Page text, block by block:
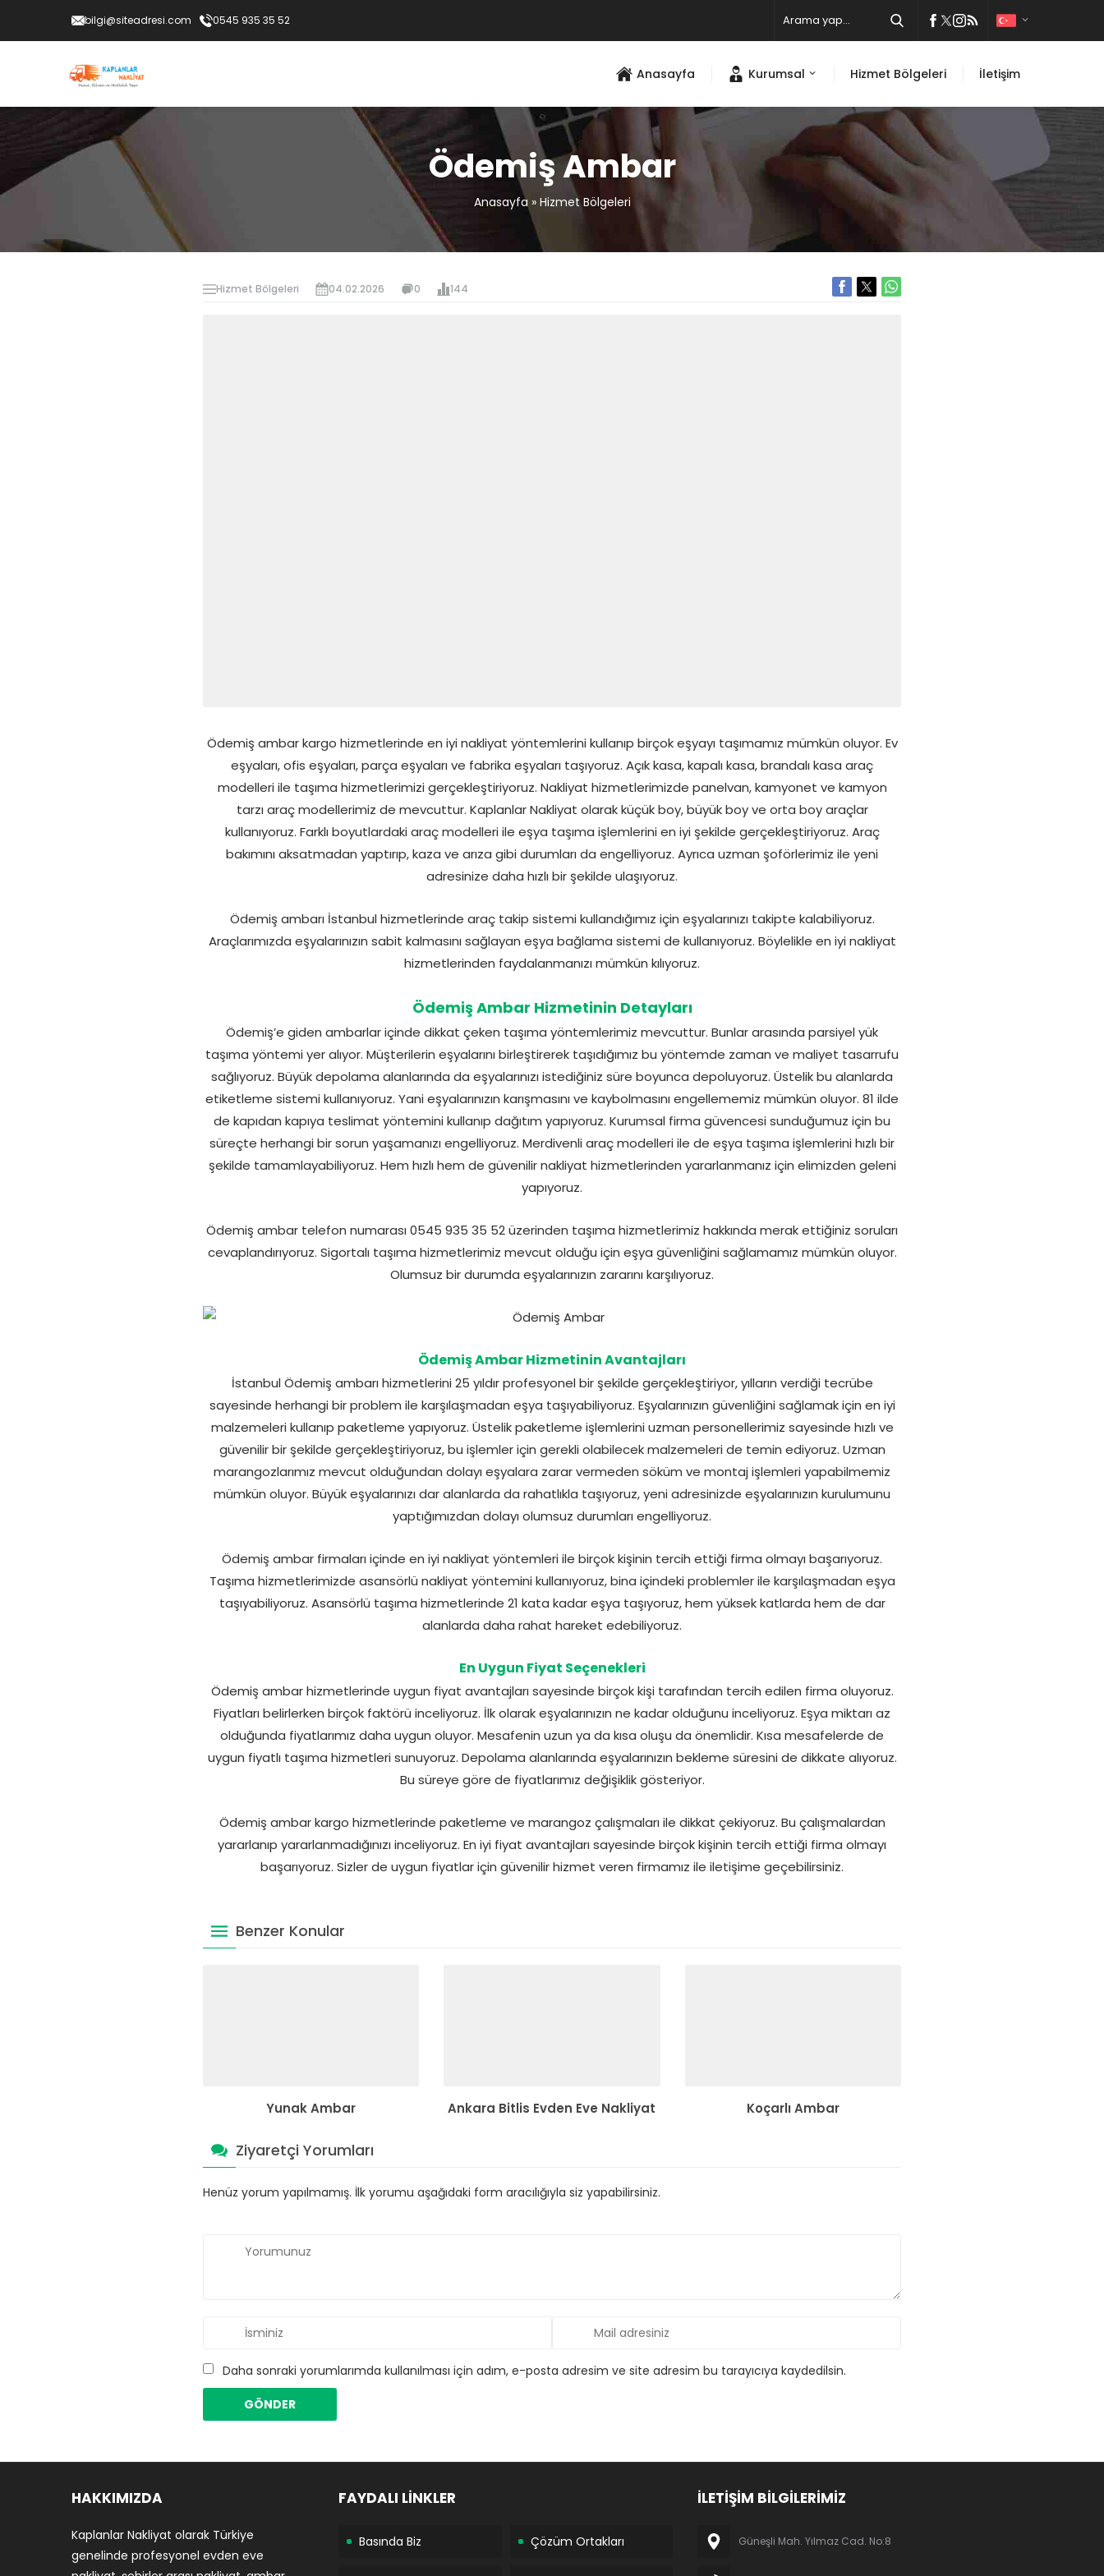
bilgi@siteadresi.com 0545 935 35 52
Anasayfa Kurumsal Hizmet Bölgeleri İletişim
Ödemiş Ambar
Anasayfa» Hizmet Bölgeleri
Hizmet Bölgeleri 04.02.2026 0 144
Ödemiş ambar kargo hizmetlerinde en iyi nakliyat yöntemlerini kullanıp birçok eşyayı taşımamız mümkün oluyor. Ev
eşyaları, ofis eşyaları, parça eşyaları ve fabrika eşyaları taşıyoruz. Açık kasa, kapalı kasa, brandalı kasa araç
modelleri ile taşıma hizmetlerimizi gerçekleştiriyoruz. Nakliyat hizmetlerimizde panelvan, kamyonet ve kamyon
tarzı araç modellerimiz de mevcuttur. Kaplanlar Nakliyat olarak küçük boy, büyük boy ve orta boy araçlar
kullanıyoruz. Farklı boyutlardaki araç modelleri ile eşya taşıma işlemlerini en iyi şekilde gerçekleştiriyoruz. Araç
bakımını aksatmadan yaptırıp, kaza ve arıza gibi durumları da engelliyoruz. Ayrıca uzman şoförlerimiz ile yeni
adresinize daha hızlı bir şekilde ulaşıyoruz.
Ödemiş ambarı İstanbul hizmetlerinde araç takip sistemi kullandığımız için eşyalarınızı takipte kalabiliyoruz.
Araçlarımızda eşyalarınızın sabit kalmasını sağlayan eşya bağlama sistemi de kullanıyoruz. Böylelikle en iyi nakliyat
hizmetlerinden faydalanmanızı mümkün kılıyoruz.
Ödemiş Ambar Hizmetinin Detayları
Ödemiş’e giden ambarlar içinde dikkat çeken taşıma yöntemlerimiz mevcuttur. Bunlar arasında parsiyel yük
taşıma yöntemi yer alıyor. Müşterilerin eşyalarını birleştirerek taşıdığımız bu yöntemde zaman ve maliyet tasarrufu
sağlıyoruz. Büyük depolama alanlarında da eşyalarınızı istediğiniz süre boyunca depoluyoruz. Üstelik bu alanlarda
etiketleme sistemi kullanıyoruz. Yani eşyalarınızın karışmasını ve kaybolmasını engellememiz mümkün oluyor. 81 ilde
de kapıdan kapıya teslimat yöntemini kullanıp dağıtım yapıyoruz. Kurumsal firma güvencesi sunduğumuz için bu
süreçte herhangi bir sorun yaşamanızı engelliyoruz. Merdivenli araç modelleri ile de eşya taşıma işlemlerini hızlı bir
şekilde tamamlayabiliyoruz. Hem hızlı hem de güvenilir nakliyat hizmetlerinden yararlanmanız için elimizden geleni
yapıyoruz.
Ödemiş ambar telefon numarası 0545 935 35 52 üzerinden taşıma hizmetlerimiz hakkında merak ettiğiniz soruları
cevaplandırıyoruz. Sigortalı taşıma hizmetlerimiz mevcut olduğu için eşya güvenliğini sağlamamız mümkün oluyor.
Olumsuz bir durumda eşyalarınızın zararını karşılıyoruz.
Ödemiş Ambar Hizmetinin Avantajları
İstanbul Ödemiş ambarı hizmetlerini 25 yıldır profesyonel bir şekilde gerçekleştiriyor, yılların verdiği tecrübe
sayesinde herhangi bir problem ile karşılaşmadan eşya taşıyabiliyoruz. Eşyalarınızın güvenliğini sağlamak için en iyi
malzemeleri kullanıp paketleme yapıyoruz. Üstelik paketleme işlemlerini uzman personellerimiz sayesinde hızlı ve
güvenilir bir şekilde gerçekleştiriyoruz, bu işlemler için gerekli olabilecek malzemeleri de temin ediyoruz. Uzman
marangozlarımız mevcut olduğundan dolayı eşyalara zarar vermeden söküm ve montaj işlemleri yapabilmemiz
mümkün oluyor. Büyük eşyalarınızı dar alanlarda da rahatlıkla taşıyoruz, yeni adresinizde eşyalarınızın kurulumunu
yaptığımızdan dolayı olumsuz durumları engelliyoruz.
Ödemiş ambar firmaları içinde en iyi nakliyat yöntemleri ile birçok kişinin tercih ettiği firma olmayı başarıyoruz.
Taşıma hizmetlerimizde asansörlü nakliyat yöntemini kullanıyoruz, bina içindeki problemler ile karşılaşmadan eşya
taşıyabiliyoruz. Asansörlü taşıma hizmetlerinde 21 kata kadar eşya taşıyoruz, hem yüksek katlarda hem de dar
alanlarda daha rahat hareket edebiliyoruz.
En Uygun Fiyat Seçenekleri
Ödemiş ambar hizmetlerinde uygun fiyat avantajları sayesinde birçok kişi tarafından tercih edilen firma oluyoruz.
Fiyatları belirlerken birçok faktörü inceliyoruz. İlk olarak eşyalarınızın ne kadar olduğunu inceliyoruz. Eşya miktarı az
olduğunda fiyatlarımız daha uygun oluyor. Mesafenin uzun ya da kısa oluşu da önemlidir. Kısa mesafelerde de
uygun fiyatlı taşıma hizmetleri sunuyoruz. Depolama alanlarında eşyalarınızın bekleme süresini de dikkate alıyoruz.
Bu süreye göre de fiyatlarımız değişiklik gösteriyor.
Ödemiş ambar kargo hizmetlerinde paketleme ve marangoz çalışmaları ile dikkat çekiyoruz. Bu çalışmalardan
yararlanıp yararlanmadığınızı inceliyoruz. En iyi fiyat avantajları sayesinde birçok kişinin tercih ettiği firma olmayı
başarıyoruz. Sizler de uygun fiyatlar için güvenilir hizmet veren firmamız ile iletişime geçebilirsiniz.
Benzer Konular
Yunak Ambar Ankara Bitlis Evden Eve Nakliyat Koçarlı Ambar
Ziyaretçi Yorumları
Henüz yorum yapılmamış. İlk yorumu aşağıdaki form aracılığıyla siz yapabilirsiniz.
Daha sonraki yorumlarımda kullanılması için adım, e-posta adresim ve site adresim bu tarayıcıya kaydedilsin.
HAKKIMIZDA
Kaplanlar Nakliyat olarak Türkiye
genelinde profesyonel evden eve
FAYDALI LİNKLER
Basında Biz Çözüm Ortakları
İLETİŞİM BİLGİLERİMİZ
Güneşli Mah. Yılmaz Cad. No:8